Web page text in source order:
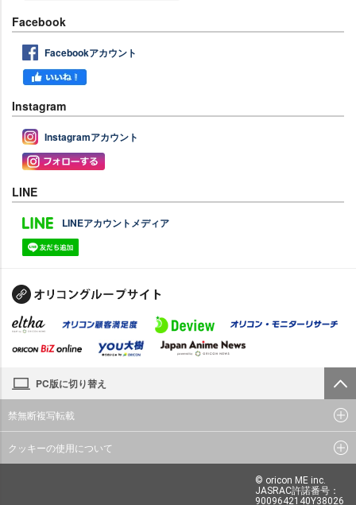
Facebook
Facebookアカウント
Instagram
Instagramアカウント
LINE
LINEアカウントメディア
PC版に切り替え
禁無断複写転載
クッキーの使用について
© oricon ME inc.
JASRAC許諾番号：
9009642140Y38026